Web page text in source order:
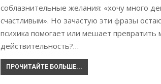
соблазнительные желания: «хочу много
счастливым». Но зачастую эти фразы
психика помогает или мешает превратить
действительность?…
ПРОЧИТАЙТЕ БОЛЬШЕ...